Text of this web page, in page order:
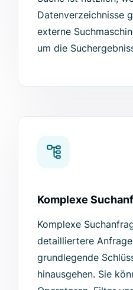
Datenverzeichnisse
externe
um die
Komplexe
Komplexe
detailliertere
grundlegende
hinausgehen. Sie